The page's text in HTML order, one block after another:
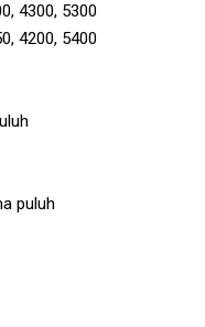
4300, 5300
4200, 5400
puluh